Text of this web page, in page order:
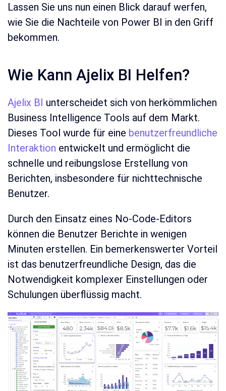
Lassen Sie uns nun einen Blick darauf werfen,
wie Sie die Nachteile von Power BI in den Griff
bekommen.
Wie Kann Ajelix BI Helfen?
Ajelix BI unterscheidet sich von herkömmlichen
Business Intelligence Tools auf dem Markt.
Dieses Tool wurde für eine benutzerfreundliche
Interaktion entwickelt und ermöglicht die
schnelle und reibungslose Erstellung von
Berichten, insbesondere für nichttechnische
Benutzer.
Durch den Einsatz eines No-Code-Editors
können die Benutzer Berichte in wenigen
Minuten erstellen. Ein bemerkenswerter Vorteil
ist das benutzerfreundliche Design, das die
Notwendigkeit komplexer Einstellungen oder
Schulungen überflüssig macht.